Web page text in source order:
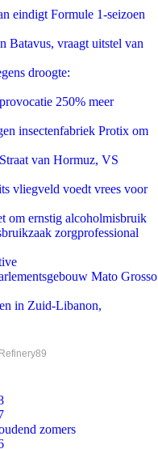
eindigt Formule 1-seizoen
Batavus, vraagt uitstel van
droogte:
250% meer
insectenfabriek Protix om
van Hormuz, VS
vliegveld voedt vrees voor
om ernstig alcoholmisbruik
zorgprofessional
Mato Grosso
in Zuid-Libanon,
zomers